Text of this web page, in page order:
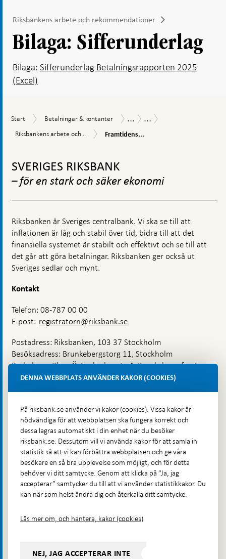
Riksbankens arbete och rekommendationer
Bilaga: Sifferunderlag
Bilaga: Sifferunderlag Betalningsrapporten 2025
(Excel)
Start
Start
Betalningar
kontanter
Betalningar & kontanter Betalningsrapport
...
Betalningsrapport
...
Riksbankens
rekommendationer
Riksbankens arbete och...
Framtidens
Framtidens...
toppnavigation
SVERIGES RIKSBANK
– för en stark och säker ekonomi
Riksbanken är Sveriges centralbank. Vi ska se till att
inflationen är låg och stabil över tid, bidra till att det
finansiella systemet är stabilt och effektivt och se till att
det går att göra betalningar. Riksbanken ger också ut
Sveriges sedlar och mynt.
Kontakt
Telefon: 08-787 00 00
E-post: registratorn@riksbank.se
Postadress: Riksbanken, 103 37 Stockholm
Besöksadress: Brunkebergstorg 11, Stockholm
Budadress: Klara Östra kyrkogata 4, Brunkebergsfaret,
Lastplats 6
Hitta direkt
Frågor och svar-
Öppnas
i
ny
flik
Till Riksbankens webbarkiv-
Öppnas
i
ny
Presskontakt
Integritetspolicy
DENNA WEBBPLATS ANVÄNDER KAKOR (COOKIES)
På riksbank.se använder vi kakor (cookies). Vissa kakor är
nödvändiga för att webbplatsen ska fungera korrekt och
dessa lagras automatiskt i din enhet när du besöker
riksbank.se. Dessutom vill vi använda kakor för att samla in
statistik så att vi kan förbättra webbplatsen och ge våra
besökare en så bra upplevelse som möjligt, och för detta
behöver vi ditt samtycke. Genom att klicka på ”Ja, jag
accepterar” samtycker du till att vi använder statistikkakor. Du
kan när som helst ändra dig och återkalla ditt samtycke.
Läs mer om, och hantera, kakor (cookies)
NEJ, JAG ACCEPTERAR INTE